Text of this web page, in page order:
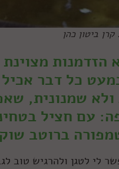
ביטון כהן
הזדמנות
כל דבר אכיל
ולא שמנונית,
עם חציל
ברוטב
לי לטגן ולהרגיש טוב